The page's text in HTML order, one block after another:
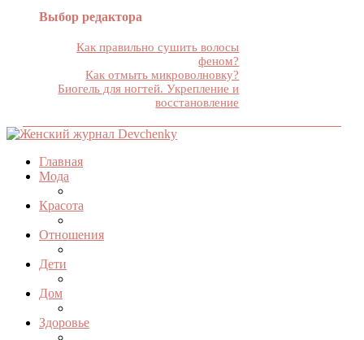
Выбор редактора
Как правильно сушить волосы
феном?
Как отмыть микроволновку?
Биогель для ногтей. Укрепление и
восстановление
Главная
Мода
Красота
Отношения
Дети
Дом
Здоровье